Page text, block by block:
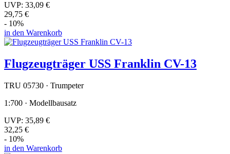
UVP: 33,09 €
29,75 €
- 10%
in den Warenkorb
Flugzeugträger USS Franklin CV-13
TRU 05730 · Trumpeter
1:700 · Modellbausatz
UVP: 35,89 €
32,25 €
- 10%
in den Warenkorb